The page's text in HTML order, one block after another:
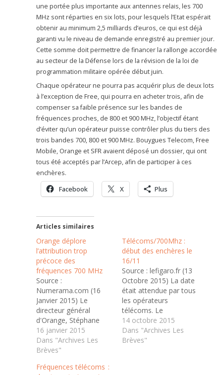
une portée plus importante aux antennes relais, les 700
MHz sont réparties en six lots, pour lesquels l’Etat espérait
obtenir au minimum 2,5 milliards d’euros, ce qui est déjà
garanti vu le niveau de demande enregistré au premier jour.
Cette somme doit permettre de financer la rallonge accordée
au secteur de la Défense lors de la révision de la loi de
programmation militaire opérée début juin.
Chaque opérateur ne pourra pas acquérir plus de deux lots
à l’exception de Free, qui pourra en acheter trois, afin de
compenser sa faible présence sur les bandes de
fréquences proches, de 800 et 900 MHz, l’objectif étant
d’éviter qu’un opérateur puisse contrôler plus du tiers des
trois bandes 700, 800 et 900 MHz. Bouygues Telecom, Free
Mobile, Orange et SFR avaient déposé un dossier, qui ont
tous été acceptés par l’Arcep, afin de participer à ces
enchères.
Facebook X Plus
Articles similaires
Orange déplore
l’attribution trop
précoce des
fréquences 700 MHz
Source :
Numerama.com (16
Janvier 2015) Le
directeur général
d'Orange, Stéphane
Richard, regrette que la
procédure d'attribution
des blocs de la bande
si vite. Si ces
16 janvier 2015
Dans "Archives Les
Brèves"
Télécoms/700Mhz :
début des enchères le
16/11
Source : lefigaro.fr (13
Octobre 2015) La date
était attendue par tous
les opérateurs
télécoms. Le
régulateur (Arcep) vient
de la fixer : les
enchères pour la bande
14 octobre 2015
Dans "Archives Les
Brèves"
Fréquences télécoms :